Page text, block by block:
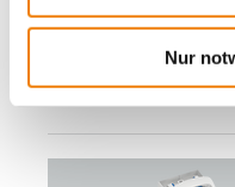
Nur
terminal body alu,